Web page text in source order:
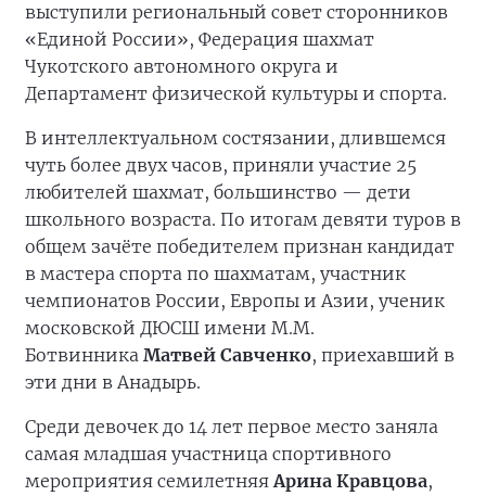
выступили региональный совет сторонников
«Единой России», Федерация шахмат
Чукотского автономного округа и
Департамент физической культуры и спорта.
В интеллектуальном состязании, длившемся
чуть более двух часов, приняли участие 25
любителей шахмат, большинство — дети
школьного возраста. По итогам девяти туров в
общем зачёте победителем признан кандидат
в мастера спорта по шахматам, участник
чемпионатов России, Европы и Азии, ученик
московской ДЮСШ имени М.М.
Ботвинника Матвей Савченко, приехавший в
эти дни в Анадырь.
Среди девочек до 14 лет первое место заняла
самая младшая участница спортивного
мероприятия семилетняяАрина Кравцова,